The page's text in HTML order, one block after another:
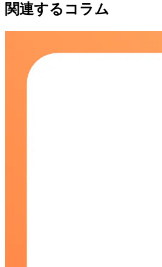
関連するコラム